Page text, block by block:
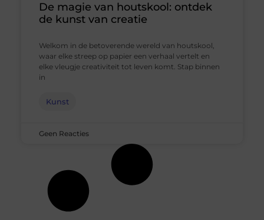
De magie van houtskool: ontdek
de kunst van creatie
Welkom in de betoverende wereld van houtskool,
waar elke streep op papier een verhaal vertelt en
elke vleugje creativiteit tot leven komt. Stap binnen
in
Kunst
Geen Reacties